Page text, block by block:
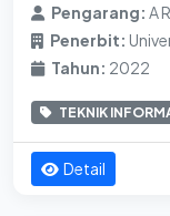
Pengarang: A
Penerbit:
Tahun: 2022
TEKNIK
Detail